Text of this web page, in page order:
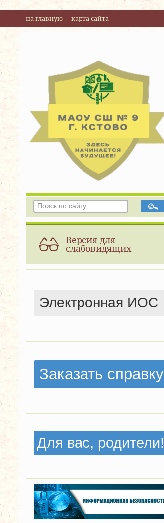
на главную карта сайта
Версия для
слабовидящих
Электронная ИОС
Заказать справку
Для вас, родители!